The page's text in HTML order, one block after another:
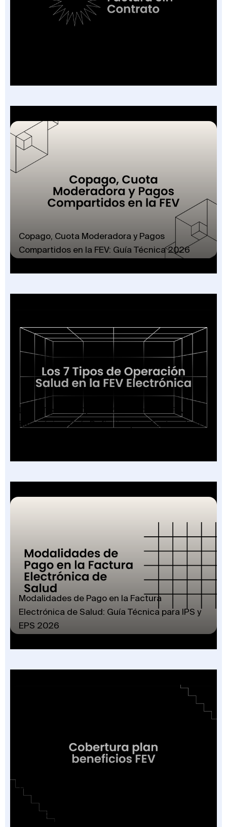
Copago, Cuota Moderadora y Pagos
Compartidos en la FEV: Guía Técnica 2026
Los 7 Tipos de Operación Salud en la FEV
Electrónica: Guía Definitiva para Facturadores
Modalidades de Pago en la Factura
Electrónica de Salud: Guía Técnica para IPS y
EPS 2026
Cobertura o Plan de Beneficios en la Factura
Categorías Vigentes en Colombia 2026